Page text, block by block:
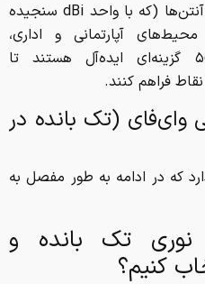
پایداری شبکه وای‌فای به توان آنتن‌ها (که با واحد dBi سنجیده
آپارتمانی و اداری،
مودم‌هایی با آنتن‌های ۵dBi گزینه‌ای ایده‌آل هستند تا
فراهم کنند.
وای‌فای (تک بانده در
که در ادامه به طور مفصل به
نوری تک بانده و
کنیم؟